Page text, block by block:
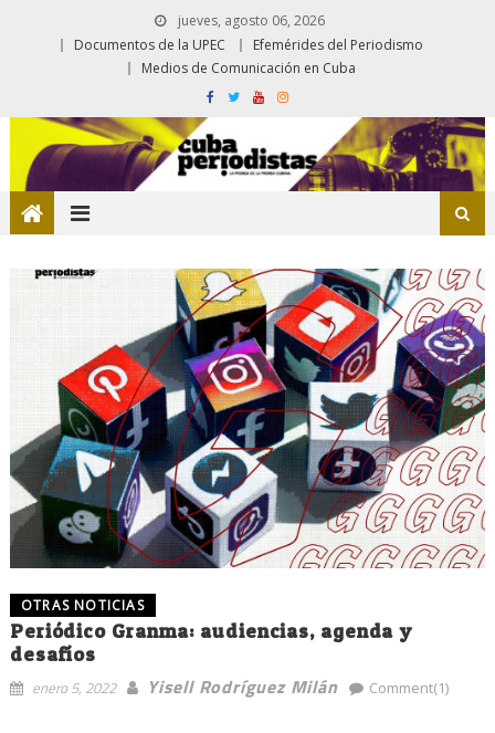
jueves, agosto 06, 2026
Documentos de la UPEC
Efemérides del Periodismo
Medios de Comunicación en Cuba
OTRAS NOTICIAS
Periódico Granma: audiencias, agenda y
desafíos
enero 5, 2022 Yisell Rodríguez Milán Comment(1)